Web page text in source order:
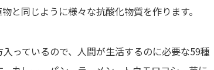
と同じように様々な抗酸化物質を作ります。
っているので、人間が生活するのに必要な59種